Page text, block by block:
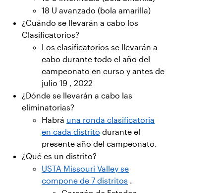
18 U avanzado (bola amarilla)
¿Cuándo se llevarán a cabo los
Clasificatorios?
Los clasificatorios se llevarán a
cabo durante todo el año del
campeonato en curso y antes de
julio 19 , 2022
¿Dónde se llevarán a cabo las
eliminatorias?
Habrá una ronda clasificatoria
en cada distrito durante el
presente año del campeonato.
¿Qué es un distrito?
USTA Missouri Valley se
compone de 7 distritos .